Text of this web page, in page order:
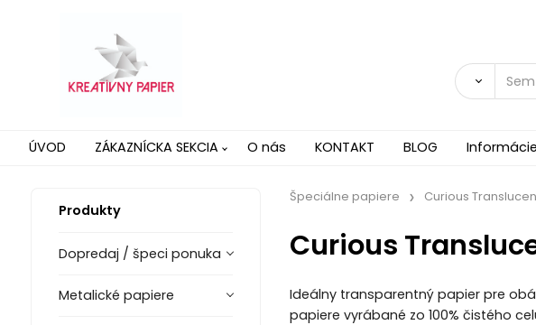
ÚVOD ZÁKAZNÍCKA SEKCIA O nás KONTAKT BLOG
Produkty
Dopredaj / špeci ponuka
Metalické papiere
Špeciálne papiere Curious
Curious
Ideálny transparentný papier pre
papiere vyrábané zo 100% čistého